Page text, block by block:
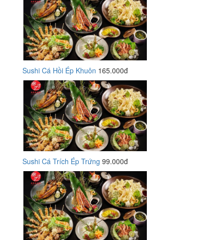
Sushi Cá Hồi Ép Khuôn 165.000đ
Sushi Cá Trích Ép Trứng 99.000đ